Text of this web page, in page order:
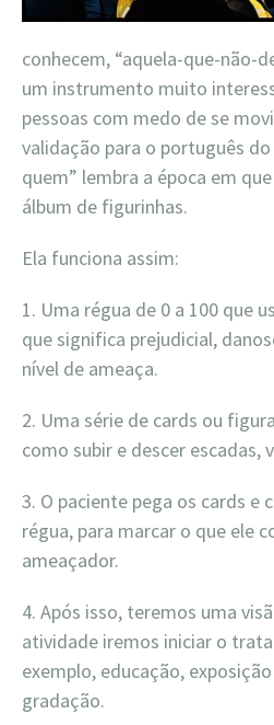
conhecem, “aquela-que-não-
um instrumento muito
pessoas com medo de se
validação para o português
quem” lembra a época em
álbum de figurinhas.
Ela funciona assim:
1. Uma régua de 0 a 100 que
que significa prejudicial,
nível de ameaça.
2. Uma série de cards ou
como subir e descer escadas,
3. O paciente pega os cards e
régua, para marcar o que ele
ameaçador.
4. Após isso, teremos uma
atividade iremos iniciar o
exemplo, educação,
gradação.